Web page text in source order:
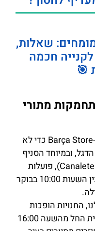
שאלות,
חכמה
🎯
מתורי
מתי הכי נכון להגיע לחנויות ה-Barça Store כדי לא
ובמיוחד הסניף
המרכזי בשדרות הרמבלה (Canaletes), פועלות
ברציפות לאורך כל היום, לרוב בין השעות 10:00 בבוקר
החנויות הופכות
לצפופות והמוניות בצורה קיצונית החל מהשעה 16:00